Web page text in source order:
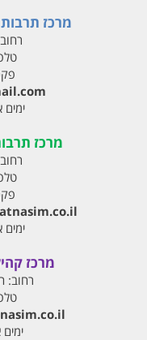
מרכז תרבות
ימים א'-ה'
מרכז
ימים א'-ה'
מרכז
רחוב:
ימים א-ה'